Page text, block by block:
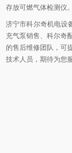
存放可燃气体检测仪。
济宁市科尔奇机电设
充气泵销售、科尔奇
的售后维修团队，可
技术人员，期待为您